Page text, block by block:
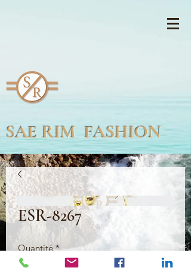
SAE RIM FASHION
ESR-8267
Quantité *